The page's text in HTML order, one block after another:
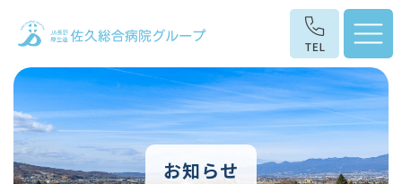
お知らせ